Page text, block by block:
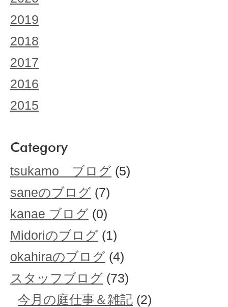
2019
2018
2017
2016
2015
Category
tsukamo ブログ (5)
saneのブログ (7)
kanae ブログ (0)
Midoriのブログ (1)
okahiraのブログ (4)
スタッフブログ (73)
今月の庭仕事＆雑記 (2)